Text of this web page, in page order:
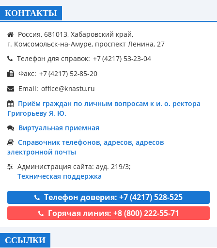
КОНТАКТЫ
Россия, 681013, Хабаровский край,
г. Комсомольск-на-Амуре, проспект Ленина, 27
Телефон для справок:
Факс:
Email:
Приём граждан по личным вопросам к и. о. ректора
Григорьеву Я. Ю.
Виртуальная приемная
Справочник телефонов, адресов, адресов
электронной почты
Администрация сайта: ауд. 219/3;
Техническая поддержка
Телефон доверия: +7 (4217) 528-525
Горячая линия: +8 (800) 222-55-71
ССЫЛКИ